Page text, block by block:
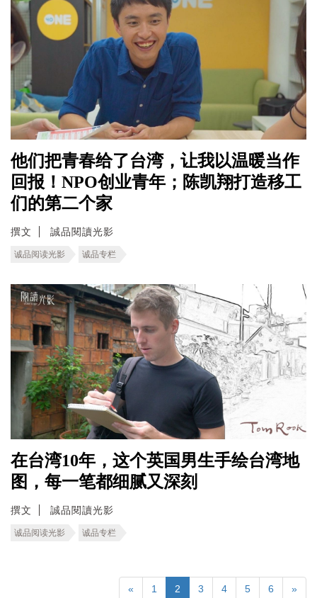
他们把青春给了台湾，让我以温暖当作
回报！NPO创业青年；陈凯翔打造移工
们的第二个家
撰文 誠品閱讀光影
诚品阅读光影 诚品专栏
在台湾10年，这个英国男生手绘台湾地
图，每一笔都细腻又深刻
撰文 誠品閱讀光影
诚品阅读光影 诚品专栏
« 1 2 3 4 5 6 »